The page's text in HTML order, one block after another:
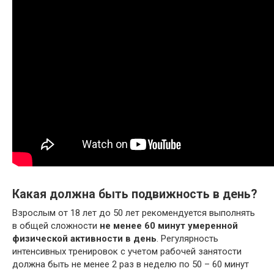
Какая должна быть подвижность в день?
Взрослым от 18 лет до 50 лет рекомендуется выполнять
в общей сложности не менее 60 минут умеренной
физической активности в день. Регулярность
интенсивных тренировок с учетом рабочей занятости
должна быть не менее 2 раз в неделю по 50 – 60 минут